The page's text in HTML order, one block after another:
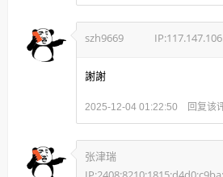
szh9669
謝謝
2025-12-04 01:22:50 回复该
张津瑞